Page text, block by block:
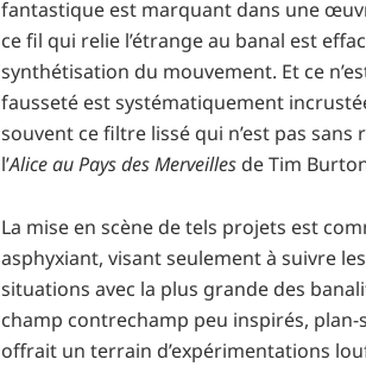
fantastique est marquant dans une
ce fil qui relie l’étrange au banal est
synthétisation du mouvement. Et ce
fausseté est systématiquement
souvent ce filtre lissé qui n’est pas
l’Alice au Pays des Merveilles de Tim
La mise en scène de tels projets est
asphyxiant, visant seulement à suivre
situations avec la plus grande des
champ contrechamp peu inspirés,
offrait un terrain d’expérimentations